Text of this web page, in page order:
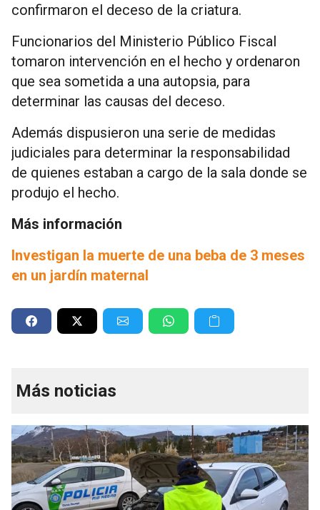
confirmaron el deceso de la criatura.
Funcionarios del Ministerio Público Fiscal
tomaron intervención en el hecho y ordenaron
que sea sometida a una autopsia, para
determinar las causas del deceso.
Además dispusieron una serie de medidas
judiciales para determinar la responsabilidad
de quienes estaban a cargo de la sala donde se
produjo el hecho.
Más información
Investigan la muerte de una beba de 3 meses
en un jardín maternal
Más noticias